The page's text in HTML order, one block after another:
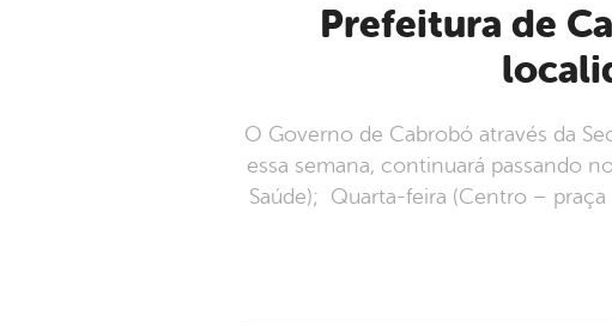
Prefeitura de Cabrobó leva ‘Carro da Vacina’ para três
O Governo de Cabrobó através da
essa semana, continuará passando
Saúde); Quarta-feira (Centro –